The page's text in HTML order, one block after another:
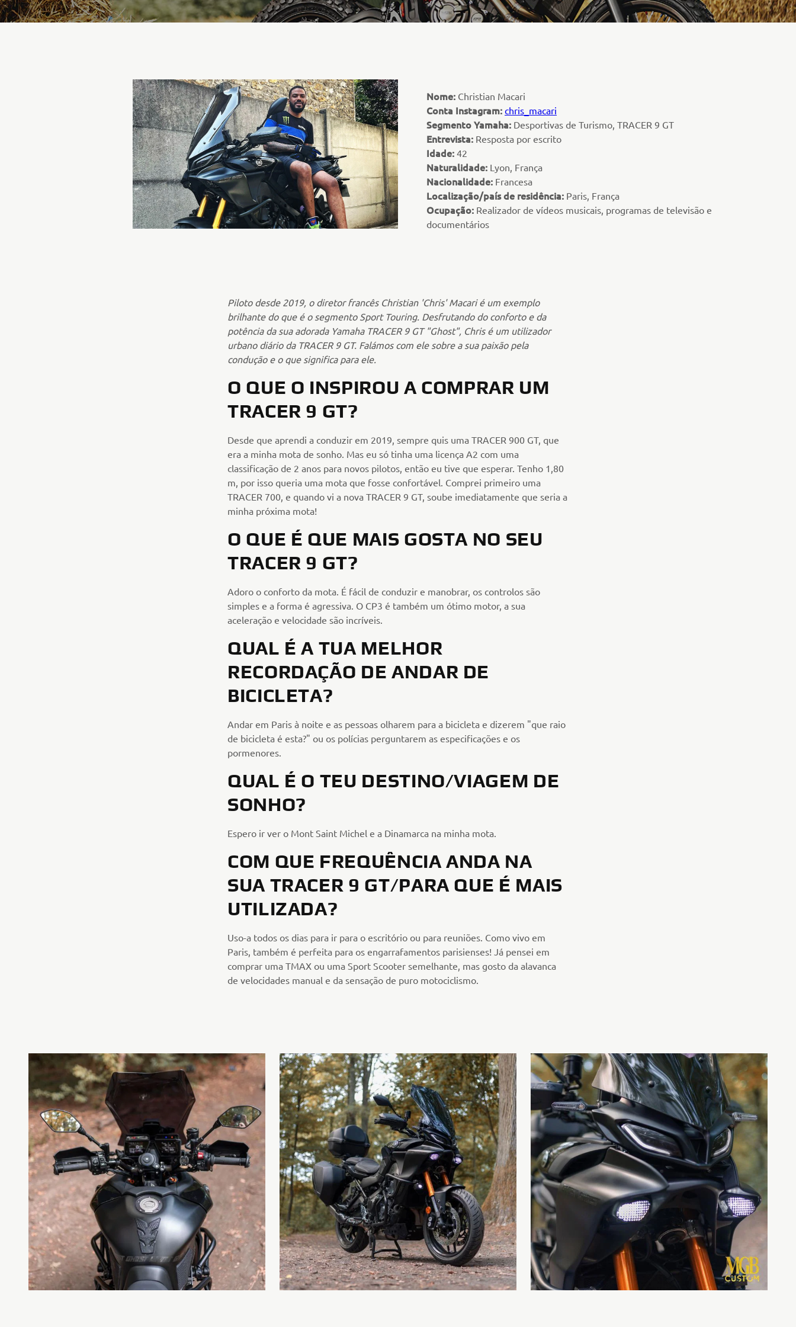
Nome: Christian Macari
Conta Instagram: chris_macari
Segmento Yamaha: Desportivas de Turismo, TRACER 9 GT
Entrevista: Resposta por escrito
Idade: 42
Naturalidade: Lyon, França
Nacionalidade: Francesa
Localização/país de residência: Paris, França
Ocupação: Realizador de vídeos musicais, programas de televisão e
documentários
Piloto desde 2019, o diretor francês Christian 'Chris' Macari é um exemplo
brilhante do que é o segmento Sport Touring. Desfrutando do conforto e da
potência da sua adorada Yamaha TRACER 9 GT "Ghost", Chris é um utilizador
urbano diário da TRACER 9 GT. Falámos com ele sobre a sua paixão pela
condução e o que significa para ele.
O QUE O INSPIROU A COMPRAR UM
TRACER 9 GT?
Desde que aprendi a conduzir em 2019, sempre quis uma TRACER 900 GT, que
era a minha mota de sonho. Mas eu só tinha uma licença A2 com uma
classificação de 2 anos para novos pilotos, então eu tive que esperar. Tenho 1,80
m, por isso queria uma mota que fosse confortável. Comprei primeiro uma
TRACER 700, e quando vi a nova TRACER 9 GT, soube imediatamente que seria a
minha próxima mota!
O QUE É QUE MAIS GOSTA NO SEU
TRACER 9 GT?
Adoro o conforto da mota. É fácil de conduzir e manobrar, os controlos são
simples e a forma é agressiva. O CP3 é também um ótimo motor, a sua
aceleração e velocidade são incríveis.
QUAL É A TUA MELHOR
RECORDAÇÃO DE ANDAR DE
BICICLETA?
Andar em Paris à noite e as pessoas olharem para a bicicleta e dizerem "que raio
de bicicleta é esta?" ou os polícias perguntarem as especificações e os
pormenores.
QUAL É O TEU DESTINO/VIAGEM DE
SONHO?
Espero ir ver o Mont Saint Michel e a Dinamarca na minha mota.
COM QUE FREQUÊNCIA ANDA NA
SUA TRACER 9 GT/PARA QUE É MAIS
UTILIZADA?
Uso-a todos os dias para ir para o escritório ou para reuniões. Como vivo em
Paris, também é perfeita para os engarrafamentos parisienses! Já pensei em
comprar uma TMAX ou uma Sport Scooter semelhante, mas gosto da alavanca
de velocidades manual e da sensação de puro motociclismo.